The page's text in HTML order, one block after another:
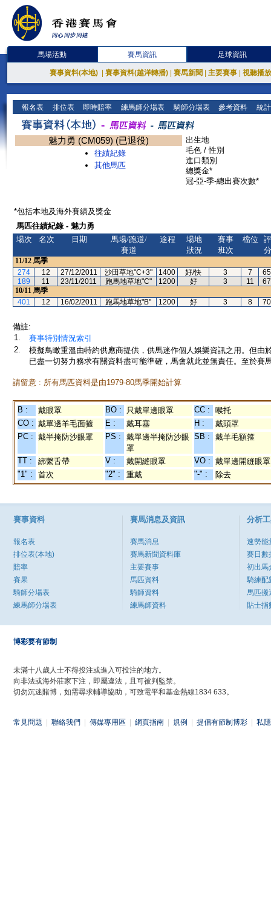
馬場活動 賽馬資訊 足球資訊
賽事資料(本地) 賽事資料(越洋轉播) 賽馬新聞 主要賽事 視聽播
報名表 排位表 即時賠率 練馬師分場表 騎師分場表 參考資料 統
魅力勇 (CM059) (已退役)
往績紀錄
其他馬匹
出生地
毛色 / 性別
進口類別
總獎金*
冠-亞-季-總出賽次數*
*包括本地及海外賽績及獎金
馬匹往績紀錄 - 魅力勇
場次
名次 日期
馬場/跑道/
賽道
途程
場地
狀況
賽事
班次
檔位
評
分
11/12 馬季
274
12 27/12/2011 沙田草地"C+3" 1400 好/快 3 7
65
189
11 23/11/2011 跑馬地草地"C" 1200 好 3 11
67
10/11 馬季
401
12 16/02/2011 跑馬地草地"B" 1200 好 3 8 70
備註:
1.
賽事特別情況索引
2.
模擬鳥瞰重溫由特約供應商提供，供馬迷作個人娛樂資訊之用。但
已盡一切努力務求有關資料盡可能準確，馬會就此並無責任。至於賽
請留意 : 所有馬匹資料是由1979-80馬季開始計算
B : 戴眼罩 BO : 只戴單邊眼罩 CC :
喉托
CO : 戴單邊羊毛面箍 E : 戴耳塞 H :
戴頭罩
PC : 戴半掩防沙眼罩 PS :
戴單邊半掩防沙眼
罩
SB : 戴羊毛額箍
TT : 綁繫舌帶 V : 戴開縫眼罩 VO : 戴單邊開縫眼罩
"1" :
首次 "2" : 重戴 "-" : 除去
賽事資料
報名表
排位表(本地)
賠率
賽果
騎師分場表
練馬師分場表
賽馬消息及資訊
賽馬消息
賽馬新聞資料庫
主要賽事
馬匹資料
騎師資料
練馬師資料
分析
速勢能
賽日數
初出馬
騎練配
馬匹搬
貼士指
博彩要有節制
未滿十八歲人士不得投注或進入可投注的地方。
向非法或海外莊家下注，即屬違法，且可被判監禁。
切勿沉迷賭博，如需尋求輔導協助，可致電平和基金熱線1834 633。
常見問題 聯絡我們 傳媒專用區 網頁指南 規例 提倡有節制博彩 私